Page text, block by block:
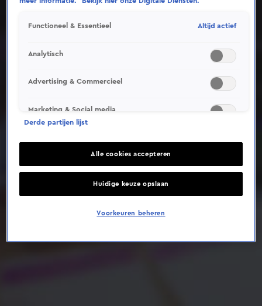
Deze video is niet beschikbaar op je huidige locatie
Functioneel & Essentieel Altijd actief
Analytisch
Advertising & Commercieel
Marketing & Social media
Derde partijen lijst
Alle cookies accepteren
Huidige keuze opslaan
Voorkeuren beheren